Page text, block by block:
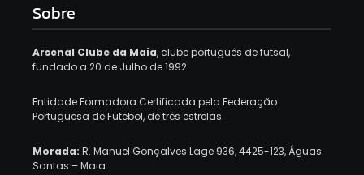
Sobre
Arsenal Clube da Maia, clube português de futsal,
fundado a 20 de Julho de 1992.
Entidade Formadora Certificada pela Federação
Portuguesa de Futebol, de três estrelas.
Morada: R. Manuel Gonçalves Lage 936, 4425-123, Águas
Santas – Maia